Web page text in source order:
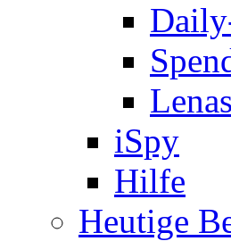
iSpy
Hilfe
Heutige